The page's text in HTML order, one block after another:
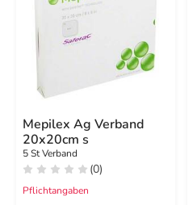
Mepilex Ag Verband
20x20cm s
5 St Verband
(0)
Pflichtangaben